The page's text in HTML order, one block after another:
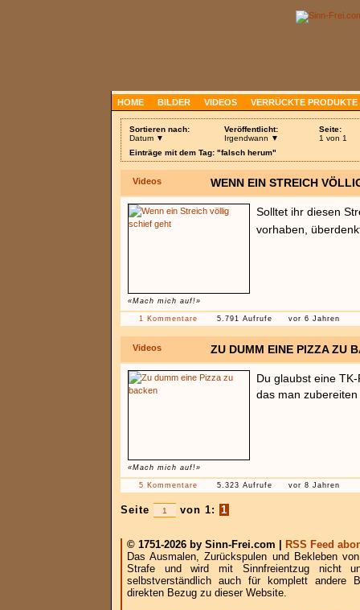
HOME BILDER VIDEOS VERRÜCKTE PRODUKTE
Sortieren nach:
Datum ▼
Veröffentlicht:
Irgendwann ▼
Seite:
1 von 1
Einträge mit dem Tag: "falsch herum"
Videos WENN EIN STREICH
«Mach mich auf!»
Solltet ihr diesen
vorhaben,
1 Kommentare 5.791 Aufrufe vor 6 Jahren
Videos ZU DUMM EINE PIZZA ZU
«Mach mich auf!»
Du glaubst eine
das man
5 Kommentare 5.323 Aufrufe vor 8 Jahren
Seite von 1: 1
© 1751-2026 by Sinn-Frei.com |
RSS Feed
Das Ausmalen, Zurückspulen und Bekleben
Strafe und wird mit Sinnfreientzug nicht
selbstverständlich auch für komplett andere
direkten Bezug zu dieser Website.